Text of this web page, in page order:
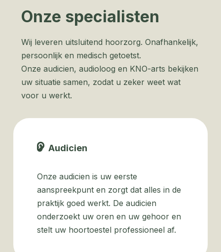
Onze specialisten
Wij leveren uitsluitend hoorzorg. Onafhankelijk,
persoonlijk en medisch getoetst.
Onze audicien, audioloog en KNO-arts bekijken
uw situatie samen, zodat u zeker weet wat
voor u werkt.
Audicien
Onze audicien is uw eerste
aanspreekpunt en zorgt dat alles in de
praktijk goed werkt. De audicien
onderzoekt uw oren en uw gehoor en
stelt uw hoortoestel professioneel af.